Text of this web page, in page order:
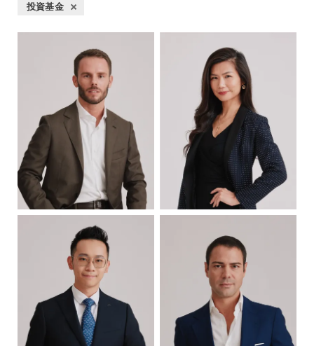
投資基金